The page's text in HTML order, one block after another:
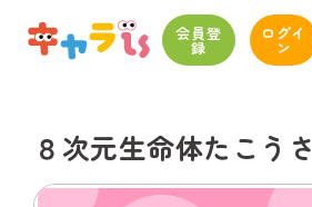
会員登
録
ログイ
ン
８次元生命体たこうさ